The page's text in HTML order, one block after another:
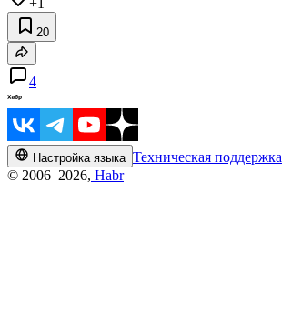
20
4
Настройка языка Техническая поддержка
© 2006–2026, Habr